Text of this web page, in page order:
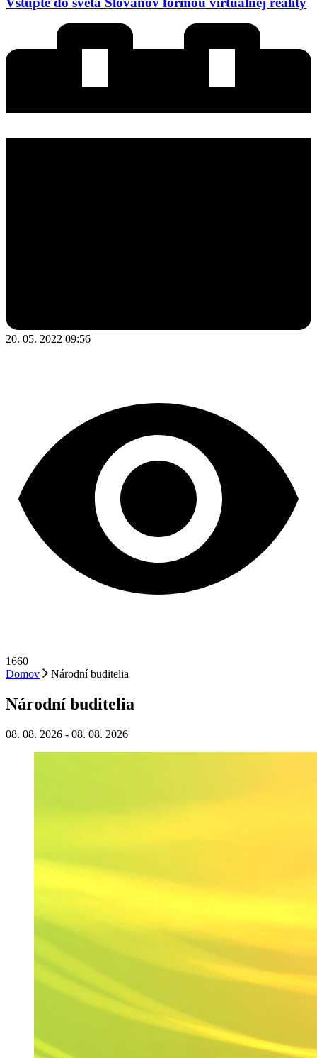
20. 05. 2022 09:56
1660
Domov
Národní buditelia
Národní buditelia
08. 08. 2026 - 08. 08. 2026